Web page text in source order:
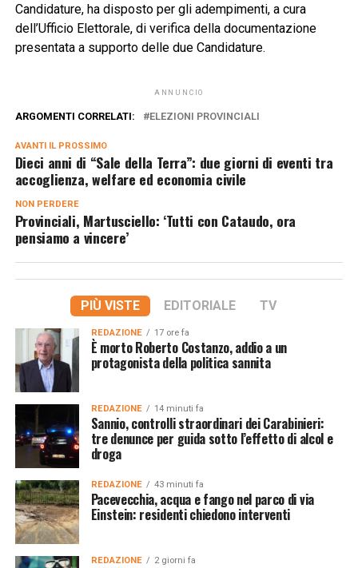
Candidature, ha disposto per gli adempimenti, a cura
dell’Ufficio Elettorale, di verifica della documentazione
presentata a supporto delle due Candidature.
ANNUNCIO
ARGOMENTI CORRELATI: ELEZIONI PROVINCIALI
AVANTI IL ​​PROSSIMO
Dieci anni di “Sale della Terra”: due giorni di eventi tra
accoglienza, welfare ed economia civile
NON PERDERE
Provinciali, Martusciello: ‘Tutti con Cataudo, ora
pensiamo a vincere’
PIÙ VISTE EDITORIALE TV
REDAZIONE 17 ore fa
È morto Roberto Costanzo, addio a un
protagonista della politica sannita
REDAZIONE 14 minuti fa
Sannio, controlli straordinari dei Carabinieri:
tre denunce per guida sotto l’effetto di alcol e
droga
REDAZIONE 43 minuti fa
Pacevecchia, acqua e fango nel parco di via
Einstein: residenti chiedono interventi
REDAZIONE 2 giorni fa